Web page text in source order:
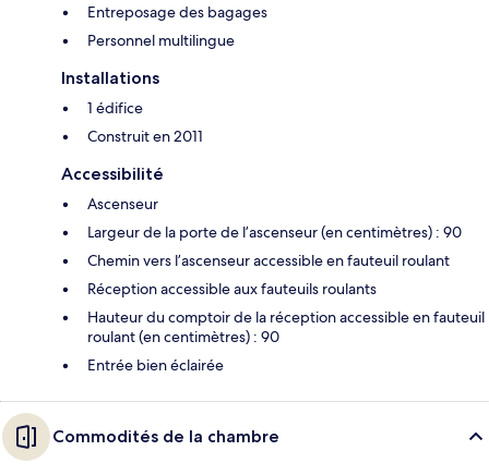
Entreposage des bagages
Personnel multilingue
Installations
1 édifice
Construit en 2011
Accessibilité
Ascenseur
Largeur de la porte de l’ascenseur (en centimètres) : 90
Chemin vers l’ascenseur accessible en fauteuil roulant
Réception accessible aux fauteuils roulants
Hauteur du comptoir de la réception accessible en fauteuil
roulant (en centimètres) : 90
Entrée bien éclairée
Commodités de la chambre